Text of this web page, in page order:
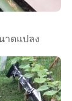
าดแปลง